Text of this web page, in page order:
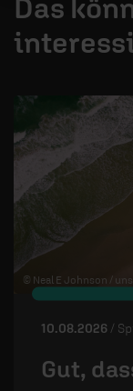
Das
© Neal E Johnson /
10.08.2026 /
Gut,